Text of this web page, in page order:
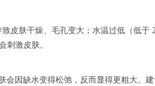
皮肤干燥、毛孔变大；水温过低（低于
刺激皮肤。
会因缺水变得松弛，反而显得更粗大。